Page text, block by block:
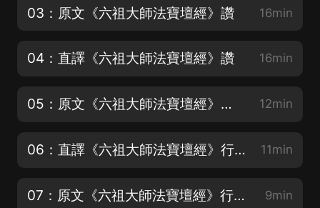
03：原文《六祖大師法寶壇經》讚 16min
04：直譯《六祖大師法寶壇經》讚 16min
05：原文《六祖大師法寶壇經》行由 第一 上 12min
06：直譯《六祖大師法寶壇經》行由 第一 上 11min
07：原文《六祖大師法寶壇經》行由 第一 下 9min